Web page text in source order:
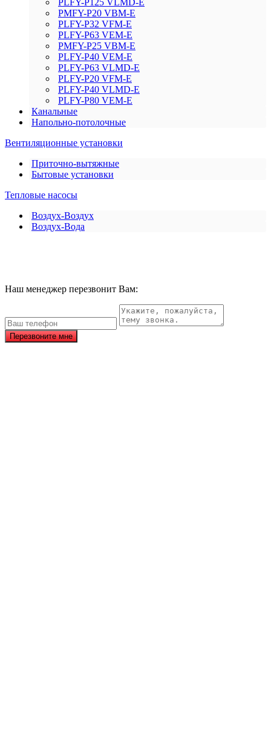
PLFY-P125 VLMD-E
PMFY-P20 VBM-E
PLFY-P32 VFM-E
PLFY-P63 VEM-E
PMFY-P25 VBM-E
PLFY-P40 VEM-E
PLFY-P63 VLMD-E
PLFY-P20 VFM-E
PLFY-P40 VLMD-E
PLFY-P80 VEM-E
Канальные
Напольно-потолочные
Вентиляционные установки
Приточно-вытяжные
Бытовые установки
Тепловые насосы
Воздух-Воздух
Воздух-Вода
Наш менеджер перезвонит Вам:
Перезвоните мне